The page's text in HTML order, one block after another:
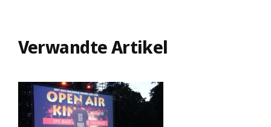
Verwandte Artikel